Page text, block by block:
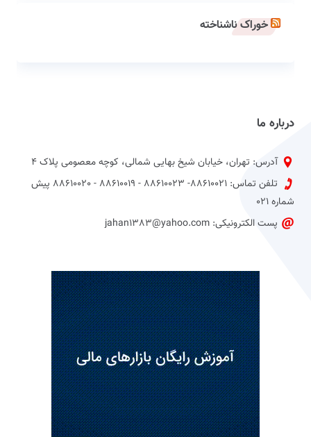
خوراک ناشناخته
درباره ما
آدرس: تهران، خیابان شیخ بهایی شمالی، کوچه معصومی پلاک 4
تلفن تماس: 88610021- 88610023 - 88610019 - 88610020 پیش
شماره 021
پست الکترونیکی: jahan1383@yahoo.com